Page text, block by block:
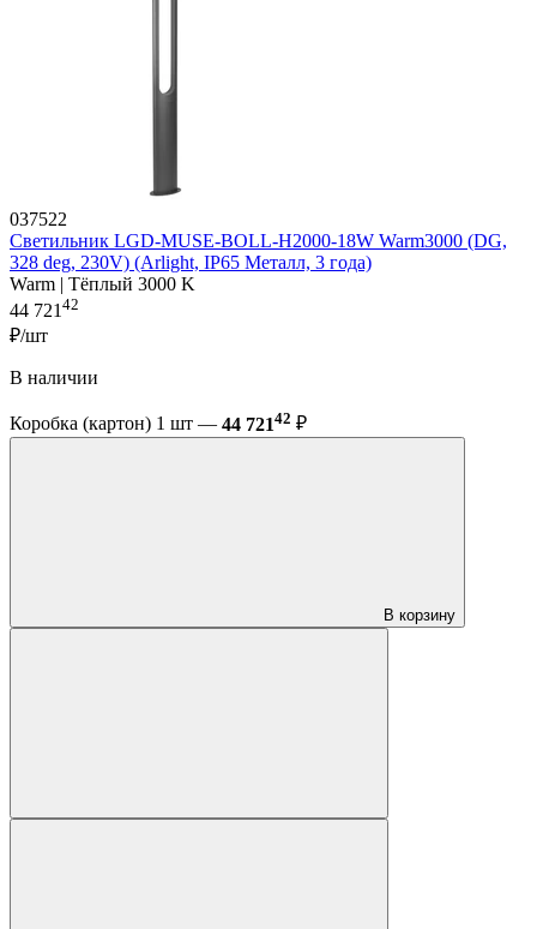
037522
Светильник LGD-MUSE-BOLL-H2000-18W Warm3000 (DG,
328 deg, 230V) (Arlight, IP65 Металл, 3 года)
Warm | Тёплый 3000 K
44 721 42
₽/шт
В наличии
Коробка (картон) 1 шт — 44 72142 ₽
В корзину